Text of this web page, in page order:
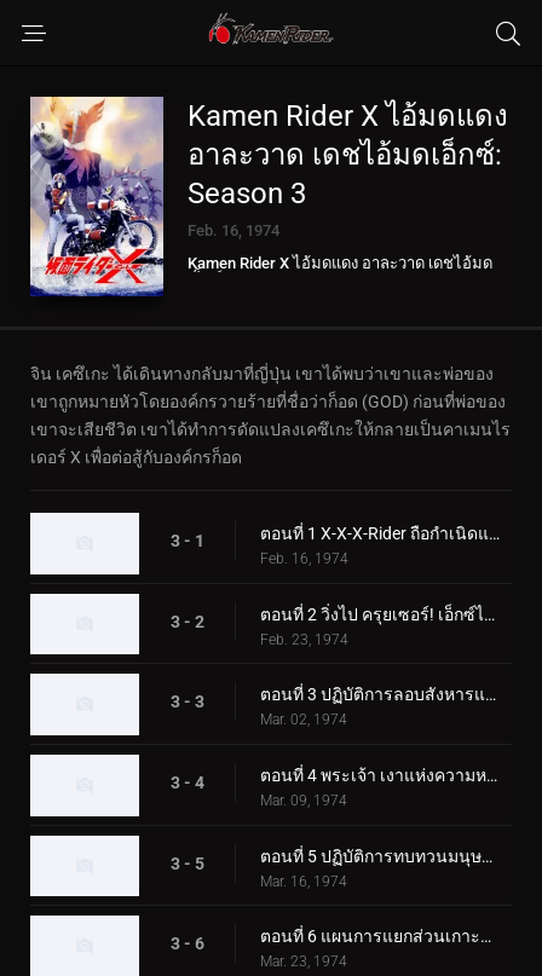
Kamen Rider X ไอ้มดแดง
อาละวาด เดชไอ้มดเอ็กซ์:
Season 3
Feb. 16, 1974
Kamen Rider X ไอ้มดแดง อาละวาด เดชไอ้มด
จิน เคซึเกะ ได้เดินทางกลับมาที่ญี่ปุ่น เขาได้พบว่าเขาและพ่อของ
เขาถูกหมายหัวโดยองค์กรวายร้ายที่ชื่อว่าก็อด (GOD) ก่อนที่พ่อของ
เขาจะเสียชีวิต เขาได้ทำการดัดแปลงเคซึเกะให้กลายเป็นคาเมนไร
เดอร์ X เพื่อต่อสู้กับองค์กรก็อด
3 - 1 ตอนที่ 1 X-X-X-Rider ถือกำเนิดแล้ว!!
Feb. 16, 1974
3 - 2 ตอนที่ 2 วิ่งไป ครุยเซอร์! เอ็กซ์ไรเดอร์!!
Feb. 23, 1974
3 - 3 ตอนที่ 3 ปฏิบัติการลอบสังหารแมงมุมมืด!!
Mar. 02, 1974
3 - 4 ตอนที่ 4 พระเจ้า เงาแห่งความหวาดกลัว!!
Mar. 09, 1974
3 - 5 ตอนที่ 5 ปฏิบัติการทบทวนมนุษย์ของสัตว์ประหลาดตาเดียว!
Mar. 16, 1974
3 - 6 ตอนที่ 6 แผนการแยกส่วนเกาะของญี่ปุ่น!
Mar. 23, 1974